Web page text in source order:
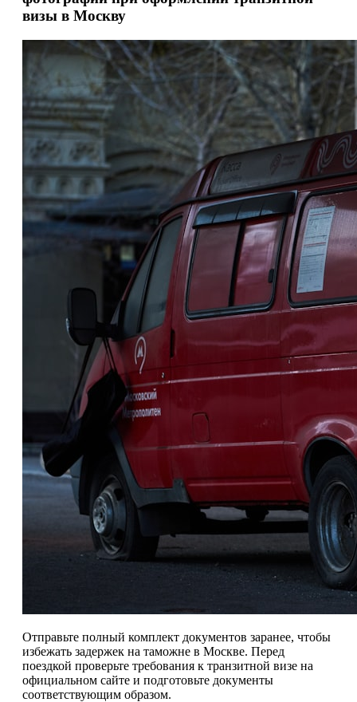
визы в Москву
Отправьте полный комплект документов заранее, чтобы
избежать задержек на таможне в Москве. Перед
поездкой проверьте требования к транзитной визе на
официальном сайте и подготовьте документы
соответствующим образом.